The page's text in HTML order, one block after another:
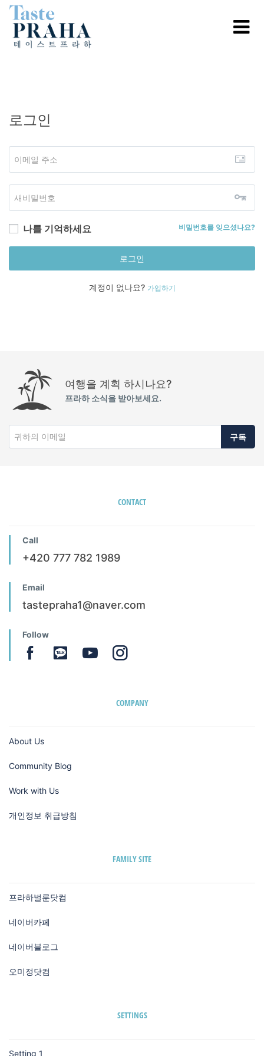
로그인
나를 기억하세요 비밀번호를 잊으셨나요?
로그인
계정이 없나요? 가입하기
여행을 계획 하시나요?
프라하 소식을 받아보세요.
구독
CONTACT
Call
+420 777 782 1989
Email
tastepraha1@naver.com
Follow
COMPANY
About Us
Community Blog
Work with Us
개인정보 취급방침
FAMILY SITE
프라하벌룬닷컴
네이버카페
네이버블로그
오미정닷컴
SETTINGS
Setting 1